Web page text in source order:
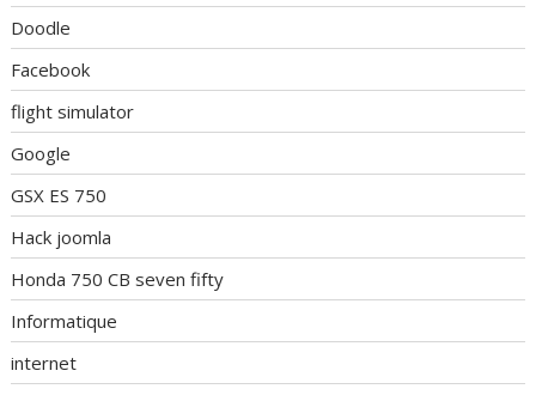
Doodle
Facebook
flight simulator
Google
GSX ES 750
Hack joomla
Honda 750 CB seven fifty
Informatique
internet